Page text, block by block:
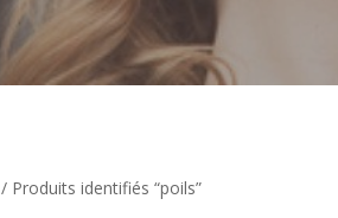
/ Produits identifiés “poils”